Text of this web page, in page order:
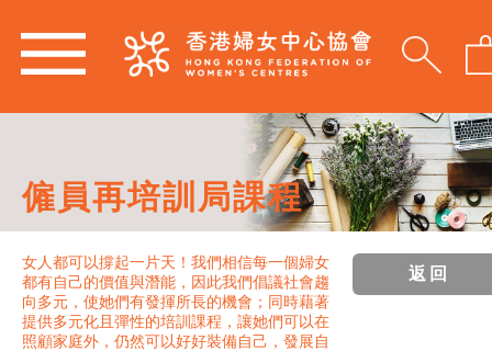
僱員再培訓局課程
女人都可以撐起一片天！我們相信每一個婦女
都有自己的價值與潛能，因此我們倡議社會趨
向多元，使她們有發揮所長的機會；同時藉著
提供多元化且彈性的培訓課程，讓她們可以在
照顧家庭外，仍然可以好好裝備自己，發展自
返回